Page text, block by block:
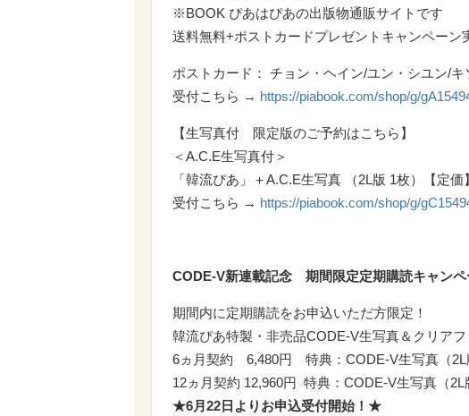
※BOOK ぴあはぴあの出版物通販サイトです
送料無料+ポストカードプレゼントキャンペーン
ポストカード： チョン・ヘイン/ユン・シユン/キ
受付こちら → https://piabook.com/shop/g/
【生写真付 限定版のご予約はこちら】
＜A.C.E生写真付＞
「韓流ぴあ」＋A.C.E生写真 （2L版 1枚）【定価
受付こちら → https://piabook.com/shop/g/
CODE-V新連載記念 期間限定定期購読キャンペ
期間内に定期購読をお申込いただ方限定！
韓流ぴあ特製・非売品CODE-V生写真＆クリアフ
6ヵ月契約 6,480円 特典：CODE-V生写真（2L
12ヵ月契約 12,960円 特典：CODE-V生写真（
★6月22日よりお申込受付開始！★